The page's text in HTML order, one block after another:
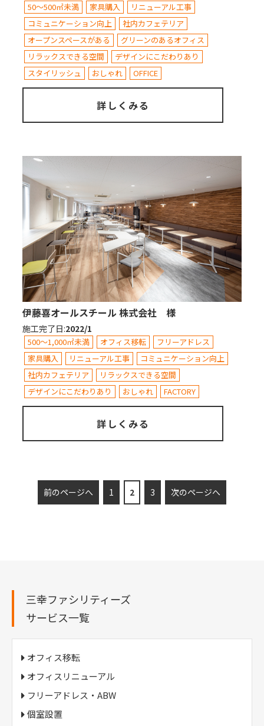
50～500㎡未満 家具購入
リニューアル工事
コミュニケーション向上
社内カフェテリア
オープンスペースがある
グリーンのあるオフィス
リラックスできる空間
デザインにこだわりあり
スタイリッシュ
おしゃれ OFFICE
詳しくみる
伊藤喜オールスチール 株式会社 様
施工完了日:2022/1
500～1,000㎡未満 オフィス移転
フリーアドレス
家具購入
リニューアル工事
コミュニケーション向上
社内カフェテリア
リラックスできる空間
デザインにこだわりあり
おしゃれ FACTORY
詳しくみる
前のページへ 1 2 3 次のページへ
三幸ファシリティーズ
サービス一覧
オフィス移転
オフィスリニューアル
フリーアドレス・ABW
個室設置